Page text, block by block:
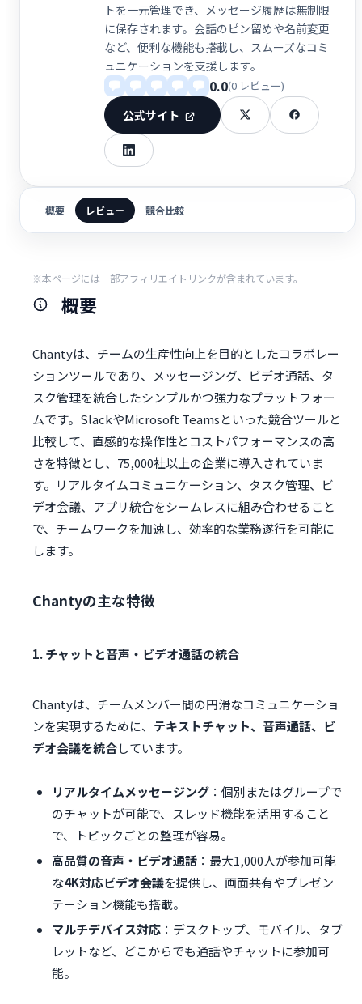
トを一元管理でき、メッセージ履歴は無制限
に保存されます。会話のピン留めや名前変更
など、便利な機能も搭載し、スムーズなコミ
ュニケーションを支援します。
0.0(0 レビュー)
公式サイト
概要 レビュー 競合比較
※本ページには一部アフィリエイトリンクが含まれています。
概要
Chantyは、チームの生産性向上を目的としたコラボレー
ションツールであり、メッセージング、ビデオ通話、タ
スク管理を統合したシンプルかつ強力なプラットフォー
ムです。SlackやMicrosoft Teamsといった競合ツールと
比較して、直感的な操作性とコストパフォーマンスの高
さを特徴とし、75,000社以上の企業に導入されていま
す。リアルタイムコミュニケーション、タスク管理、ビ
デオ会議、アプリ統合をシームレスに組み合わせること
で、チームワークを加速し、効率的な業務遂行を可能に
します。
Chantyの主な特徴
1. チャットと音声・ビデオ通話の統合
Chantyは、チームメンバー間の円滑なコミュニケーショ
ンを実現するために、 テキストチャット、音声通話、ビ
デオ会議を統合しています。
リアルタイムメッセージング ：個別またはグループで
のチャットが可能で、スレッド機能を活用すること
で、トピックごとの整理が容易。
高品質の音声・ビデオ通話 ：最大1,000人が参加可能
な4K対応ビデオ会議を提供し、画面共有やプレゼン
テーション機能も搭載。
マルチデバイス対応 ：デスクトップ、モバイル、タブ
レットなど、どこからでも通話やチャットに参加可
能。